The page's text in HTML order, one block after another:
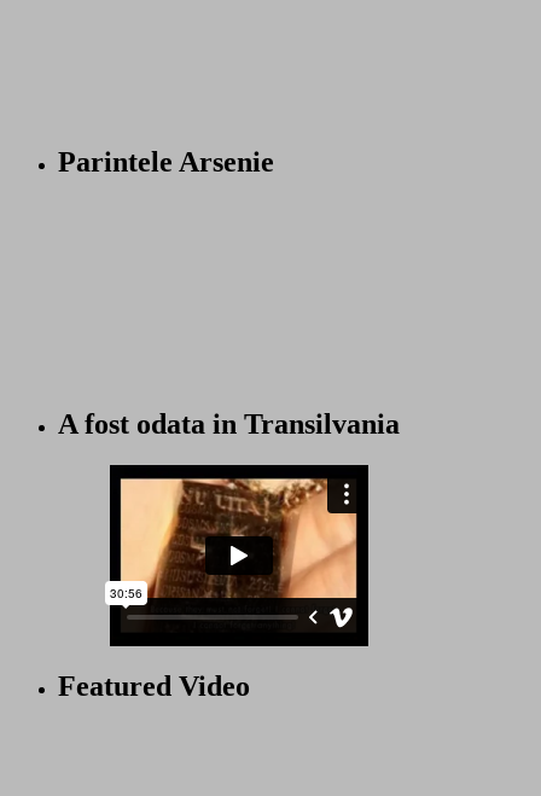
Parintele Arsenie
A fost odata in Transilvania
Featured Video